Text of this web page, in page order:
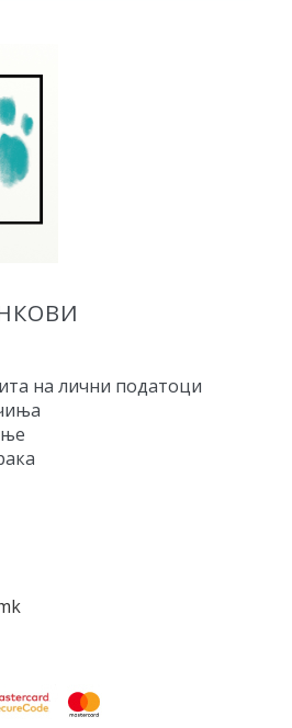
на лични податоци